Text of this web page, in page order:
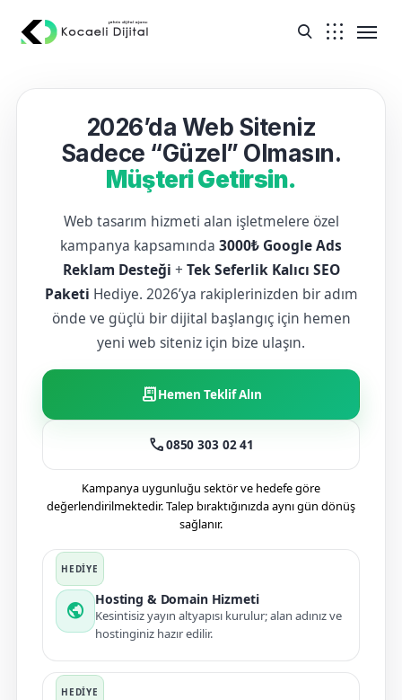
2026’da Web Siteniz
Sadece “Güzel” Olmasın.
Müşteri Getirsin.
Web tasarım hizmeti alan işletmelere özel
kampanya kapsamında 3000₺ Google Ads
Reklam Desteği + Tek Seferlik Kalıcı SEO
Paketi Hediye. 2026’ya rakiplerinizden bir adım
önde ve güçlü bir dijital başlangıç için hemen
yeni web siteniz için bize ulaşın.
receipt_longHemen Teklif Alın
call0850 303 02 41
Kampanya uygunluğu sektör ve hedefe göre
değerlendirilmektedir. Talep bıraktığınızda aynı gün dönüş
sağlanır.
public
Hosting & Domain Hizmeti
Kesintisiz yayın altyapısı kurulur; alan adınız ve
hostinginiz hazır edilir.